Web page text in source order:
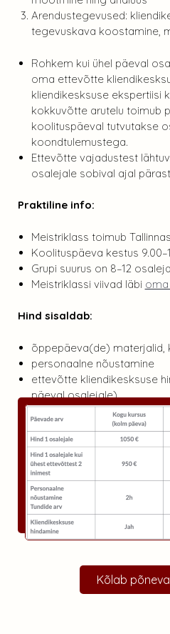
Arendustegevused:
tegevuskava koostamine,
Rohkem kui ühel päeval
oma ettevõtte
kliendikesksuse ekspertiisi
kokkuvõtte arutelu toimub
koolituspäeval tutvutakse
koondtulemustega.
Ettevõtte vajadustest
osalejale sobival ajal
Praktiline info:
Meistriklass toimub
Koolituspäeva kestus
Grupi suurus on 8–12
Meistriklassi viivad läbi
Hind sisaldab:
õppepäeva(de) materjalid,
personaalne nõustamine
ettevõtte kliendikesksuse
päeval osalejale).
Kõlab